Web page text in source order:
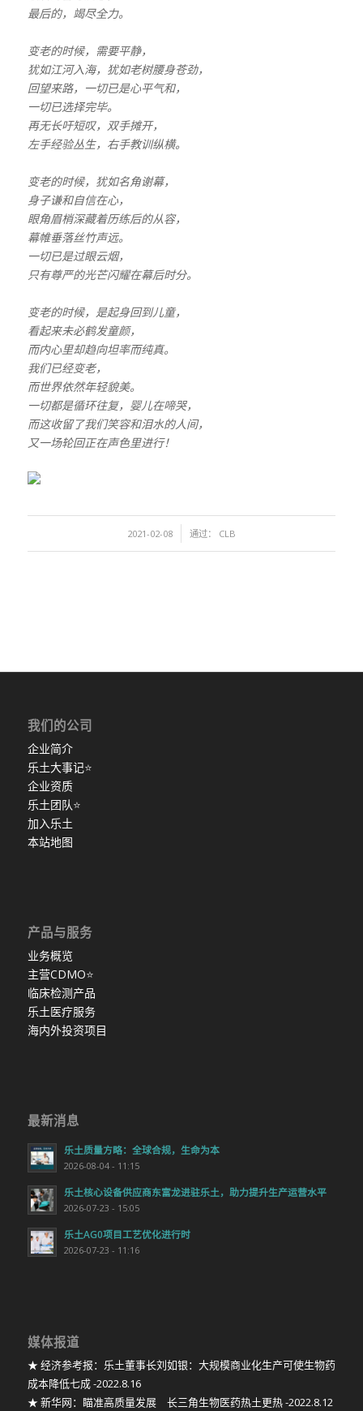
最后的，竭尽全力。
变老的时候，需要平静，
犹如江河入海，犹如老树腰身苍劲，
回望来路，一切已是心平气和，
一切已选择完毕。
再无长吁短叹，双手摊开，
左手经验丛生，右手教训纵横。
变老的时候，犹如名角谢幕，
身子谦和自信在心，
眼角眉梢深藏着历练后的从容，
幕帷垂落丝竹声远。
一切已是过眼云烟，
只有尊严的光芒闪耀在幕后时分。
变老的时候，是起身回到儿童，
看起来未必鹤发童颜，
而内心里却趋向坦率而纯真。
我们已经变老，
而世界依然年轻貌美。
一切都是循环往复，婴儿在啼哭，
而这收留了我们笑容和泪水的人间，
又一场轮回正在声色里进行！
2021-02-08
/ 通过： CLB
我们的公司
企业简介
乐土大事记⭐
企业资质
乐土团队⭐
加入乐土
本站地图
产品与服务
业务概览
主营CDMO⭐
临床检测产品
乐土医疗服务
海内外投资项目
最新消息
乐土质量方略：全球合规，生命为本
2026-08-04 - 11:15
乐土核心设备供应商东富龙进驻乐土，助力提升生产运营水平
2026-07-23 - 15:05
乐土AG0项目工艺优化进行时
2026-07-23 - 11:16
媒体报道
★ 经济参考报：乐土董事长刘如银：大规模商业化生产可使生物药
成本降低七成 -2022.8.16
★ 新华网：瞄准高质量发展 长三角生物医药热土更热 -2022.8.12